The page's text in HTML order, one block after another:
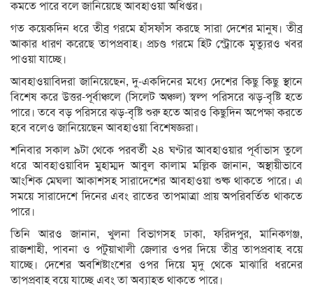
কমতে পারে বলে জানিয়েছে আবহাওয়া অধিপ্তর।
গত কয়েকদিন ধরে তীব্র গরমে হাঁসফাঁস করছে সারা দেশের মানুষ। তীব্র
আকার ধারণ করেছে তাপপ্রবাহ। প্রচণ্ড গরমে হিট স্ট্রোকে মৃত্যুরও খবর
পাওয়া যাচ্ছে।
আবহাওয়াবিদরা জানিয়েছেন, দু-একদিনের মধ্যে দেশের কিছু কিছু স্থানে
বিশেষ করে উত্তর-পূর্বাঞ্চলে (সিলেট অঞ্চল) স্বল্প পরিসরে ঝড়-বৃষ্টি হতে
পারে। তবে বড় পরিসরে ঝড়-বৃষ্টি শুরু হতে আরও কিছুদিন অপেক্ষা করতে
হবে বলেও জানিয়েছেন আবহাওয়া বিশেষজ্ঞরা।
শনিবার সকাল ৯টা থেকে পরবর্তী ২৪ ঘণ্টার আবহাওয়ার পূর্বাভাস তুলে
ধরে আবহাওয়াবিদ মুহাম্মদ আবুল কালাম মল্লিক জানান, অস্থায়ীভাবে
আংশিক মেঘলা আকাশসহ সারাদেশের আবহাওয়া শুষ্ক থাকতে পারে। এ
সময়ে সারাদেশে দিনের এবং রাতের তাপমাত্রা প্রায় অপরিবর্তিত থাকতে
পারে।
তিনি আরও জানান, খুলনা বিভাগসহ ঢাকা, ফরিদপুর, মানিকগঞ্জ,
রাজশাহী, পাবনা ও পটুয়াখালী জেলার ওপর দিয়ে তীব্র তাপপ্রবাহ বয়ে
যাচ্ছে। দেশের অবশিষ্টাংশের ওপর দিয়ে মৃদু থেকে মাঝারি ধরনের
তাপপ্রবাহ বয়ে যাচ্ছে এবং তা অব্যাহত থাকতে পারে।